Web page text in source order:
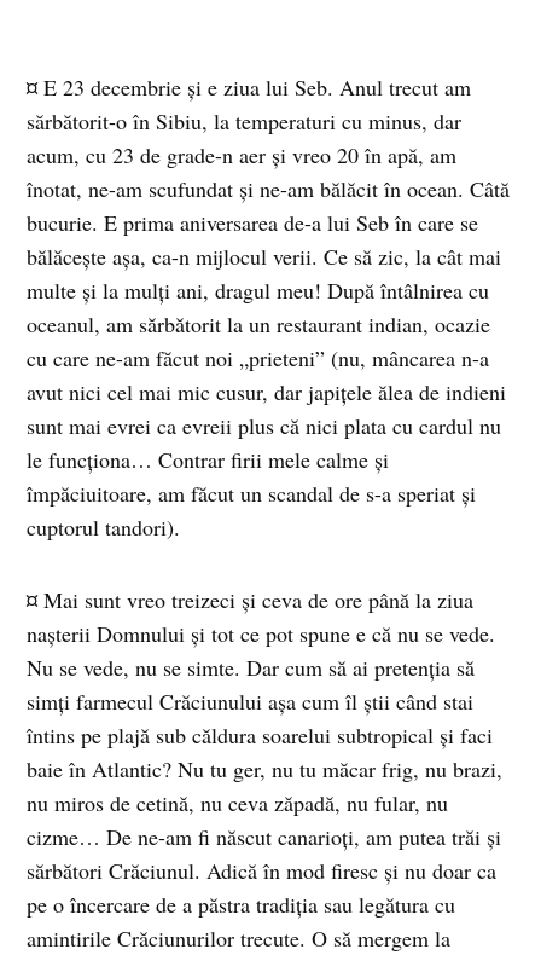
¤ E 23 decembrie şi e ziua lui Seb. Anul trecut am
sărbătorit-o în Sibiu, la temperaturi cu minus, dar
acum, cu 23 de grade-n aer şi vreo 20 în apă, am
înotat, ne-am scufundat şi ne-am bălăcit în ocean. Câtă
bucurie. E prima aniversarea de-a lui Seb în care se
bălăceşte aşa, ca-n mijlocul verii. Ce să zic, la cât mai
multe şi la mulţi ani, dragul meu! După întâlnirea cu
oceanul, am sărbătorit la un restaurant indian, ocazie
cu care ne-am făcut noi „prieteni” (nu, mâncarea n-a
avut nici cel mai mic cusur, dar japiţele ălea de indieni
sunt mai evrei ca evreii plus că nici plata cu cardul nu
le funcţiona… Contrar firii mele calme şi
împăciuitoare, am făcut un scandal de s-a speriat şi
cuptorul tandori).
¤ Mai sunt vreo treizeci şi ceva de ore până la ziua
naşterii Domnului şi tot ce pot spune e că nu se vede.
Nu se vede, nu se simte. Dar cum să ai pretenţia să
simţi farmecul Crăciunului aşa cum îl ştii când stai
întins pe plajă sub căldura soarelui subtropical şi faci
baie în Atlantic? Nu tu ger, nu tu măcar frig, nu brazi,
nu miros de cetină, nu ceva zăpadă, nu fular, nu
cizme… De ne-am fi născut canarioţi, am putea trăi şi
sărbători Crăciunul. Adică în mod firesc şi nu doar ca
pe o încercare de a păstra tradiţia sau legătura cu
amintirile Crăciunurilor trecute. O să mergem la